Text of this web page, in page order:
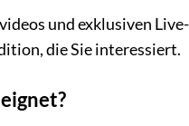
und exklusiven
die Sie interessiert.